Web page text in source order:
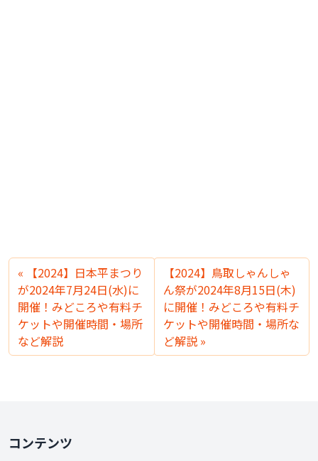
【2024】日本平まつり
が2024年7月24日(水)に
開催！みどころや有料チ
ケットや開催時間・場所
など解説
【2024】鳥取しゃんしゃ
ん祭が2024年8月15日(木)
に開催！みどころや有料チ
ケットや開催時間・場所な
ど解説
コンテンツ